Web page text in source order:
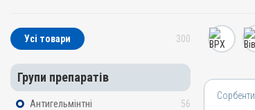
Усі товари 300
Групи препаратів
Антигельмінтні
56
Сорбенти